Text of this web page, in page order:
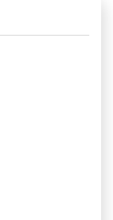
un nouvel
fenêtre)